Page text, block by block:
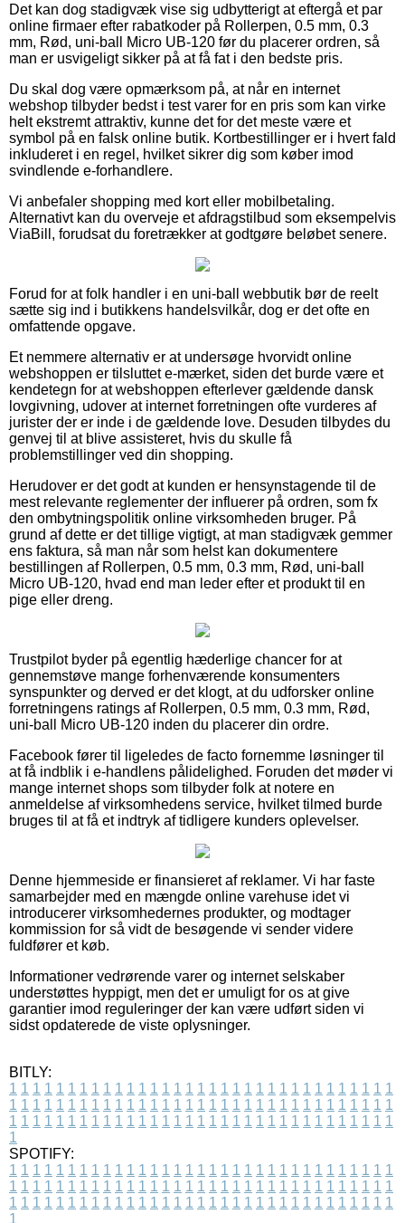
Det kan dog stadigvæk vise sig udbytterigt at eftergå et par
online firmaer efter rabatkoder på Rollerpen, 0.5 mm, 0.3
mm, Rød, uni-ball Micro UB-120 før du placerer ordren, så
man er usvigeligt sikker på at få fat i den bedste pris.
Du skal dog være opmærksom på, at når en internet
webshop tilbyder bedst i test varer for en pris som kan virke
helt ekstremt attraktiv, kunne det for det meste være et
symbol på en falsk online butik. Kortbestillinger er i hvert fald
inkluderet i en regel, hvilket sikrer dig som køber imod
svindlende e-forhandlere.
Vi anbefaler shopping med kort eller mobilbetaling.
Alternativt kan du overveje et afdragstilbud som eksempelvis
ViaBill, forudsat du foretrækker at godtgøre beløbet senere.
Forud for at folk handler i en uni-ball webbutik bør de reelt
sætte sig ind i butikkens handelsvilkår, dog er det ofte en
omfattende opgave.
Et nemmere alternativ er at undersøge hvorvidt online
webshoppen er tilsluttet e-mærket, siden det burde være et
kendetegn for at webshoppen efterlever gældende dansk
lovgivning, udover at internet forretningen ofte vurderes af
jurister der er inde i de gældende love. Desuden tilbydes du
genvej til at blive assisteret, hvis du skulle få
problemstillinger ved din shopping.
Herudover er det godt at kunden er hensynstagende til de
mest relevante reglementer der influerer på ordren, som fx
den ombytningspolitik online virksomheden bruger. På
grund af dette er det tillige vigtigt, at man stadigvæk gemmer
ens faktura, så man når som helst kan dokumentere
bestillingen af Rollerpen, 0.5 mm, 0.3 mm, Rød, uni-ball
Micro UB-120, hvad end man leder efter et produkt til en
pige eller dreng.
Trustpilot byder på egentlig hæderlige chancer for at
gennemstøve mange forhenværende konsumenters
synspunkter og derved er det klogt, at du udforsker online
forretningens ratings af Rollerpen, 0.5 mm, 0.3 mm, Rød,
uni-ball Micro UB-120 inden du placerer din ordre.
Facebook fører til ligeledes de facto fornemme løsninger til
at få indblik i e-handlens pålidelighed. Foruden det møder vi
mange internet shops som tilbyder folk at notere en
anmeldelse af virksomhedens service, hvilket tilmed burde
bruges til at få et indtryk af tidligere kunders oplevelser.
Denne hjemmeside er finansieret af reklamer. Vi har faste
samarbejder med en mængde online varehuse idet vi
introducerer virksomhedernes produkter, og modtager
kommission for så vidt de besøgende vi sender videre
fuldfører et køb.
Informationer vedrørende varer og internet selskaber
understøttes hyppigt, men det er umuligt for os at give
garantier imod reguleringer der kan være udført siden vi
sidst opdaterede de viste oplysninger.
BITLY:
1 1 1 1 1 1 1 1 1 1 1 1 1 1 1 1 1 1 1 1 1 1 1 1 1 1 1 1 1 1 1 1 1
1 1 1 1 1 1 1 1 1 1 1 1 1 1 1 1 1 1 1 1 1 1 1 1 1 1 1 1 1 1 1 1 1
1 1 1 1 1 1 1 1 1 1 1 1 1 1 1 1 1 1 1 1 1 1 1 1 1 1 1 1 1 1 1 1 1
1
SPOTIFY:
1 1 1 1 1 1 1 1 1 1 1 1 1 1 1 1 1 1 1 1 1 1 1 1 1 1 1 1 1 1 1 1 1
1 1 1 1 1 1 1 1 1 1 1 1 1 1 1 1 1 1 1 1 1 1 1 1 1 1 1 1 1 1 1 1 1
1 1 1 1 1 1 1 1 1 1 1 1 1 1 1 1 1 1 1 1 1 1 1 1 1 1 1 1 1 1 1 1 1
1